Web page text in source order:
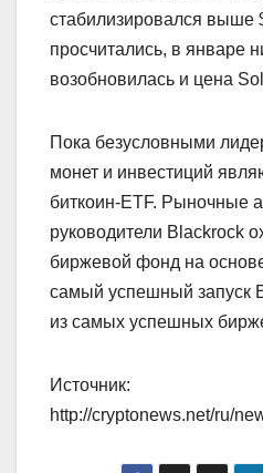
стабилизировался выше
просчитались, в январе
возобновилась и цена
Пока безусловными
монет и инвестиций
биткоин-ETF. Рыночные
руководители Blackrock
биржевой фонд на
самый успешный запуск
из самых успешных
Источник:
http://cryptonews.net/ru/